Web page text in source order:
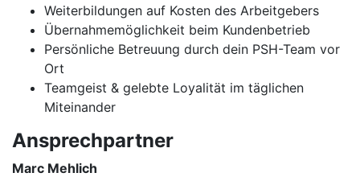
Weiterbildungen auf Kosten des Arbeitgebers
Übernahmemöglichkeit beim Kundenbetrieb
Persönliche Betreuung durch dein PSH-Team vor
Ort
Teamgeist & gelebte Loyalität im täglichen
Miteinander
Ansprechpartner
Marc Mehlich